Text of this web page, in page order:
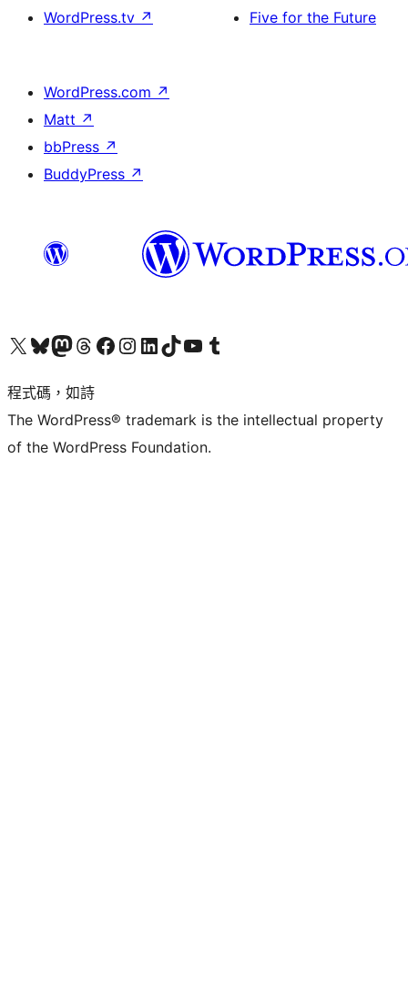
WordPress.tv ↗
Five for the Future
WordPress.com ↗
Matt ↗
bbPress ↗
BuddyPress ↗
查看我們的 X (之前的 Twitter) 帳號造訪我們的 Bluesky 帳號造訪我們的 Mastodon 帳號造訪我們的 Threads 帳號 造訪我們的 Facebook 粉絲專頁Visit our Instagram account
Visit our LinkedIn account
造訪我們的 TikTok 帳號Visit our YouTube channel
造訪我們的 Tumblr 帳號
程式碼，如詩
The WordPress® trademark is the intellectual property
of the WordPress Foundation.